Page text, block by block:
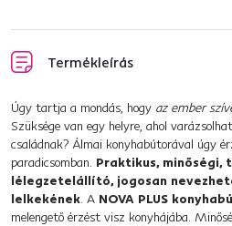
Termékleírás
Úgy tartja a mondás, hogy az ember
Szüksége van egy helyre, ahol
családnak? Álmai konyhabútorával úgy
paradicsomban. Praktikus, minőségi,
lélegzetelállító, jogosan
lelkekének. A NOVA PLUS
melengető érzést visz konyhájába.